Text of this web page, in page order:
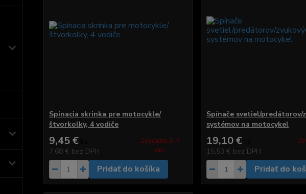
Spínacia skrinka pre motocykle/
štvorkolky, 4 vodiče
9,45 €/
7,68 € bez DPH
Zvyčajne 2-7
dni.
Pridať do košíka
Spínače svetiel/predátorov/
systémov na motocykel
19,10 €
15,53 € bez DPH
Pridať do